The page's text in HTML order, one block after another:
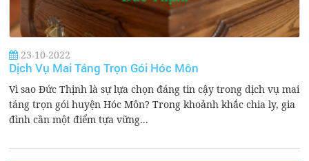
23-10-2022
Dịch Vụ Mai Táng Trọn Gói Hóc Môn
Vì sao Đức Thịnh là sự lựa chọn đáng tin cậy trong dịch vụ mai
táng trọn gói huyện Hóc Môn? Trong khoảnh khắc chia ly, gia
đình cần một điểm tựa vững...